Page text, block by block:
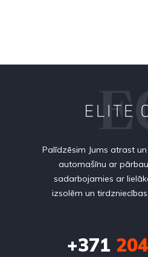
Palīdzēsim Jums atrast
automašīnu ar
sadarbojamies ar
izsolēm un
+371